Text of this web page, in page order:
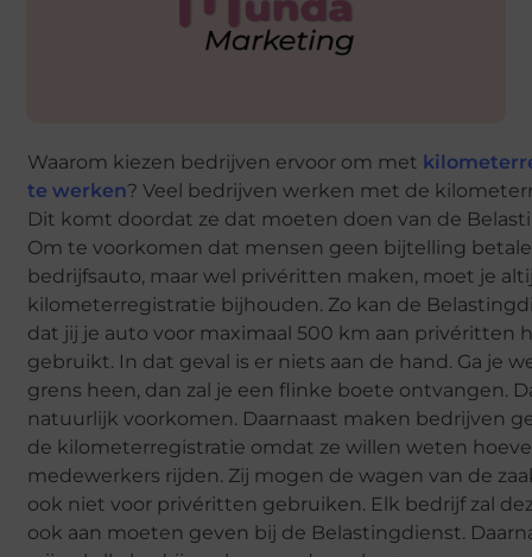
Waarom kiezen bedrijven ervoor om met
te werken? Veel bedrijven werken met de
Dit komt doordat ze dat moeten doen van de
Om te voorkomen dat mensen geen bijtelling
bedrijfsauto, maar wel privéritten maken, moet je
kilometerregistratie bijhouden. Zo kan de
dat jij je auto voor maximaal 500 km aan privéritten
gebruikt. In dat geval is er niets aan de hand. Ga je
grens heen, dan zal je een flinke boete ontvangen.
natuurlijk voorkomen. Daarnaast maken bedrijven
de kilometerregistratie omdat ze willen weten
medewerkers rijden. Zij mogen de wagen van de
ook niet voor privéritten gebruiken. Elk bedrijf zal
ook aan moeten geven bij de Belastingdienst.